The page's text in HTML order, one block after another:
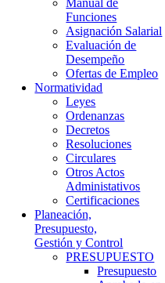
Manual de
Funciones
Asignación Salarial
Evaluación de
Desempeño
Ofertas de Empleo
Normatividad
Leyes
Ordenanzas
Decretos
Resoluciones
Circulares
Otros Actos
Administativos
Certificaciones
Planeación,
Presupuesto,
Gestión y Control
PRESUPUESTO
Presupuesto